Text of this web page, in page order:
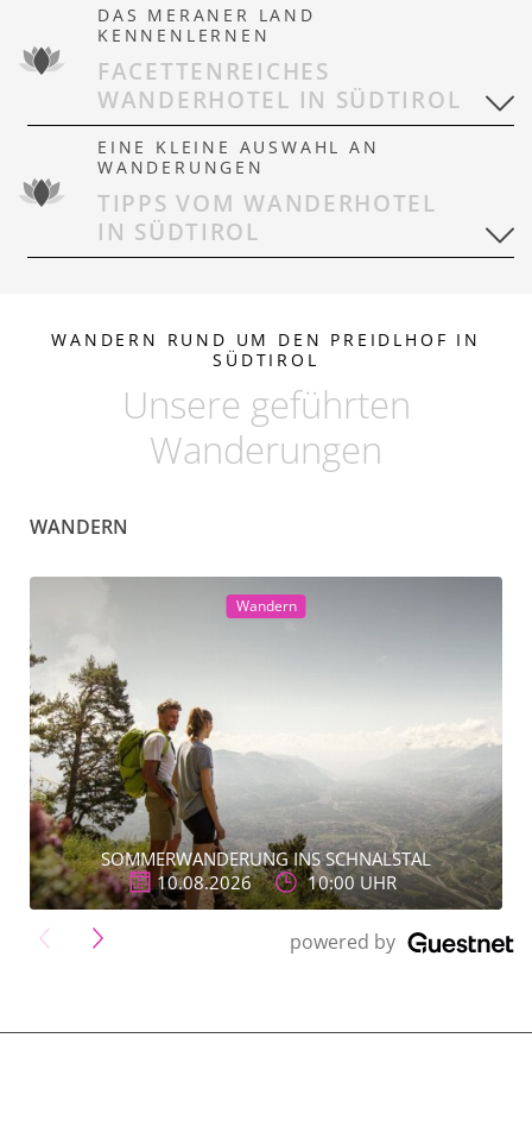
DAS MERANER LAND
KENNENLERNEN
FACETTENREICHES
WANDERHOTEL IN SÜDTIROL
EINE KLEINE AUSWAHL AN
WANDERUNGEN
TIPPS VOM WANDERHOTEL
IN SÜDTIROL
WANDERN RUND UM DEN PREIDLHOF IN
SÜDTIROL
Unsere geführten
Wanderungen
WANDERN
Wandern
SOMMERWANDERUNG INS SCHNALSTAL
10.08.2026
10:00 UHR
powered by